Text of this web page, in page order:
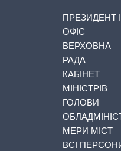
ПРЕЗИДЕНТ І
ОФІС
ВЕРХОВНА
РАДА
КАБІНЕТ
МІНІСТРІВ
ГОЛОВИ
МЕРИ МІСТ
ВСІ